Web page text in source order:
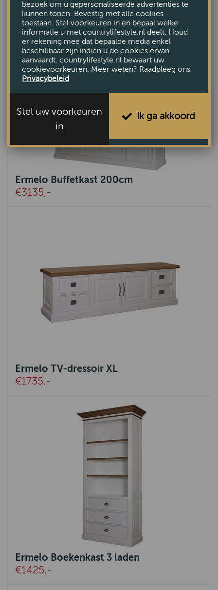
Ermelo Buffetkast 200cm
€3135,-
Ermelo TV-dressoir XL
€1735,-
Ermelo Boekenkast 3 laden
€1425,-
bezoek om u gepersonaliseerde advertenties te
kunnen tonen. Bevestig met alle cookies
toestaan. Stel voorkeuren in en bepaal welke
informatie u met countrylifestyle.nl deelt. Houd
er rekening mee dat bepaalde media enkel
beschikbaar zijn indien u de cookies ervan
aanvaardt. countrylifestyle.nl bewaart uw
cookievoorkeuren. Meer weten? Raadpleeg ons
Privacybeleid
Stel uw voorkeuren
in
Ik ga akkoord